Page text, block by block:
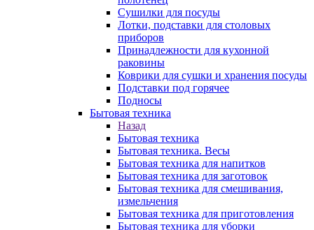
Сушилки для посуды
Лотки, подставки для столовых
приборов
Принадлежности для кухонной
раковины
Коврики для сушки и хранения посуды
Подставки под горячее
Подносы
Бытовая техника
Назад
Бытовая техника
Бытовая техника. Весы
Бытовая техника для напитков
Бытовая техника для заготовок
Бытовая техника для смешивания,
измельчения
Бытовая техника для приготовления
Бытовая техника для уборки